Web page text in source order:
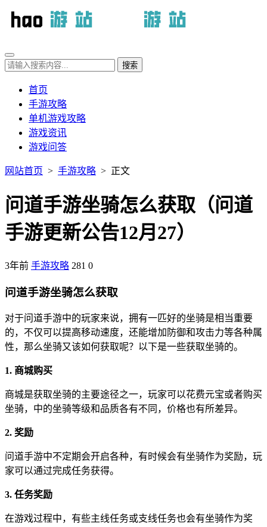
首页
手游攻略
单机游戏攻略
游戏资讯
游戏问答
网站首页 > 手游攻略 > 正文
问道手游坐骑怎么获取（问道
手游更新公告12月27）
3年前 手游攻略 281 0
问道手游坐骑怎么获取
对于问道手游中的玩家来说，拥有一匹好的坐骑是相当重要
的，不仅可以提高移动速度，还能增加防御和攻击力等各种属
性，那么坐骑又该如何获取呢？以下是一些获取坐骑的。
1. 商城购买
商城是获取坐骑的主要途径之一，玩家可以花费元宝或者购买
坐骑，中的坐骑等级和品质各有不同，价格也有所差异。
2. 奖励
问道手游中不定期会开启各种，有时候会有坐骑作为奖励，玩
家可以通过完成任务获得。
3. 任务奖励
在游戏过程中，有些主线任务或支线任务也会有坐骑作为奖